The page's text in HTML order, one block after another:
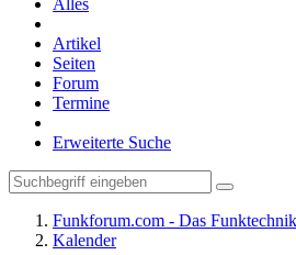
Alles
Artikel
Seiten
Forum
Termine
Erweiterte Suche
Funkforum.com - Das
Kalender